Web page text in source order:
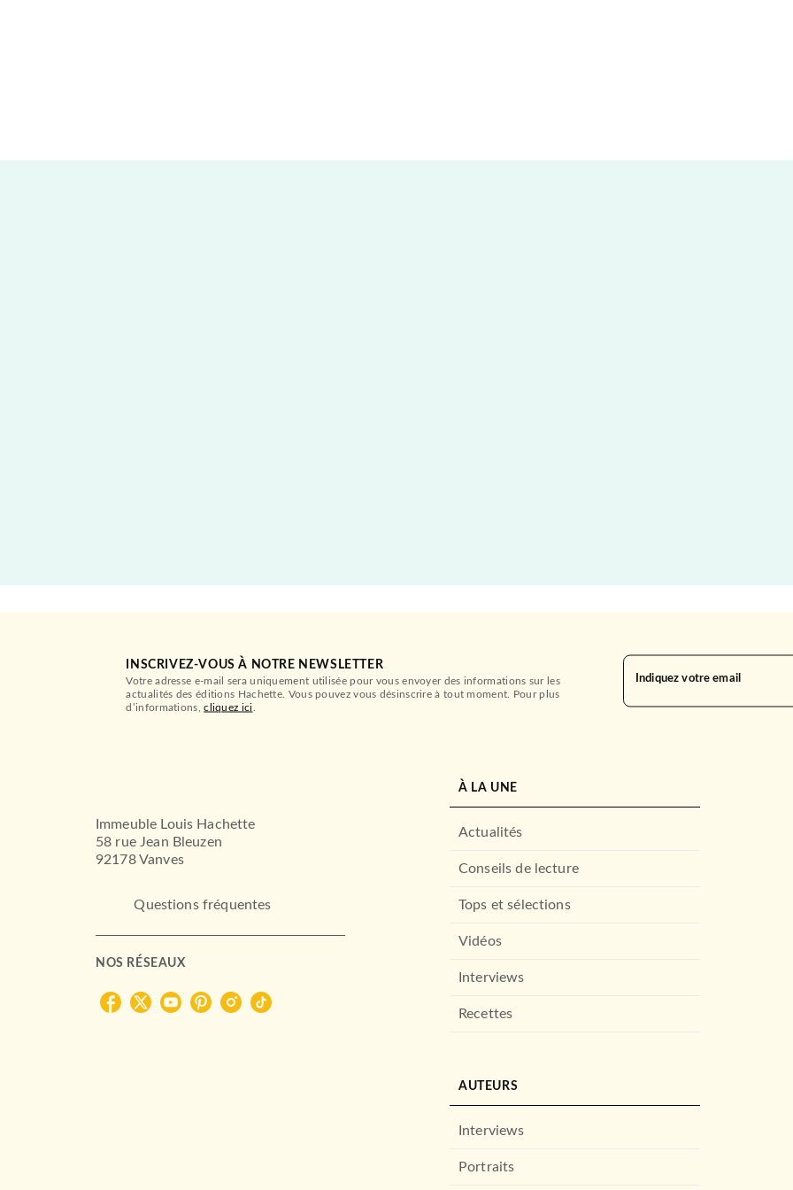
INSCRIVEZ-VOUS À NOTRE NEWSLETTER
Votre adresse e-mail sera uniquement utilisée pour vous envoyer des informations sur les
actualités des éditions Hachette. Vous pouvez vous désinscrire à tout moment. Pour plus
d’informations,cliquez ici
Indiquez votre email
Immeuble Louis Hachette
58 rue Jean Bleuzen
92178 Vanves
Questions fréquentes
NOS RÉSEAUX
À LA UNE
Actualités
Conseils de lecture
Tops et sélections
Vidéos
Interviews
Recettes
AUTEURS
Interviews
Portraits